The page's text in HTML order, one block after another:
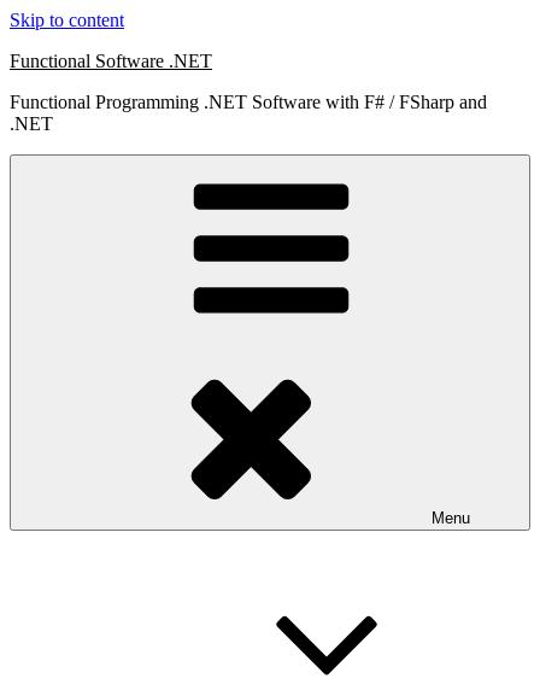
Skip to content
Functional Software .NET
Functional Programming .NET Software with F# / FSharp and
.NET
Menu